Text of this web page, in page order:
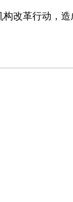
动，造成“